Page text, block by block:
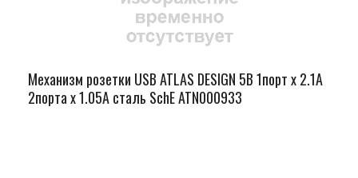
Механизм розетки USB ATLAS DESIGN 5В 1порт х 2.1А
2порта х 1.05А сталь SchE ATN000933